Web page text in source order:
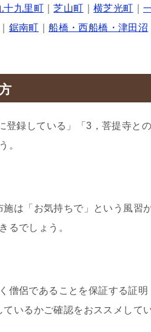
十九里町 ｜芝山町 ｜横芝光町 ｜
鋸南町 ｜船橋・西船橋・津田沼
登録している」「3，菩提寺との
。
は「お気持ちで」という風習
るでしょう。
僧侶であることを保証する証明
いるかご確認をおススメして